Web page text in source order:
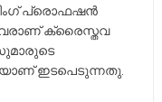
പ്രൊഫഷൻ
ക്രൈസ്തവ
ഇടപെടുന്നതു.